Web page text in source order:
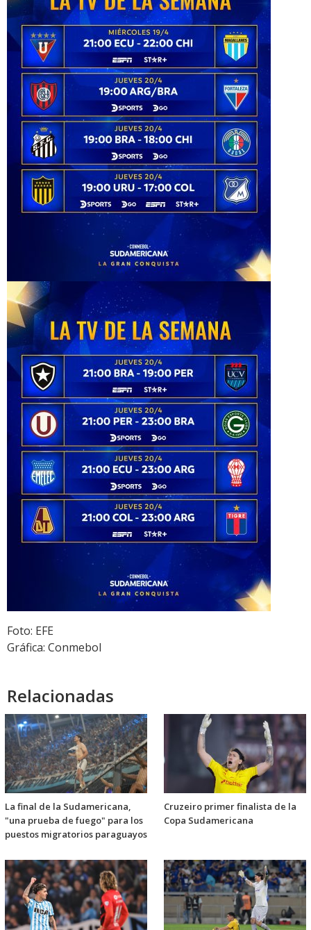
Foto: EFE
Gráfica: Conmebol
Relacionadas
La final de la Sudamericana,
"una prueba de fuego" para los
puestos migratorios paraguayos
Cruzeiro primer finalista de la
Copa Sudamericana